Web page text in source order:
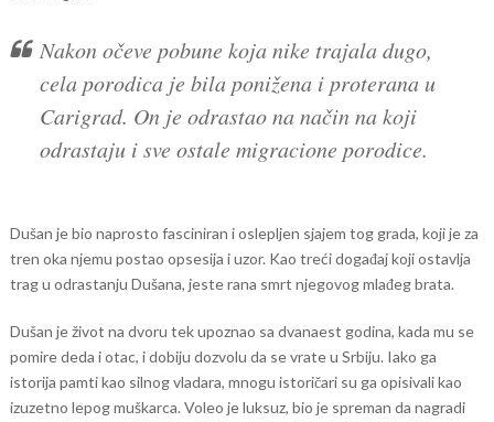
Nakon očeve pobune koja nike trajala dugo,
cela porodica je bila ponižena i proterana u
Carigrad. On je odrastao na način na koji
odrastaju i sve ostale migracione porodice.
Dušan je bio naprosto fasciniran i oslepljen sjajem tog grada, koji je za
tren oka njemu postao opsesija i uzor. Kao treći događaj koji ostavlja
trag u odrastanju Dušana, jeste rana smrt njegovog mlađeg brata.
Dušan je život na dvoru tek upoznao sa dvanaest godina, kada mu se
pomire deda i otac, i dobiju dozvolu da se vrate u Srbiju. Iako ga
istorija pamti kao silnog vladara, mnogu istoričari su ga opisivali kao
izuzetno lepog muškarca. Voleo je luksuz, bio je spreman da nagradi